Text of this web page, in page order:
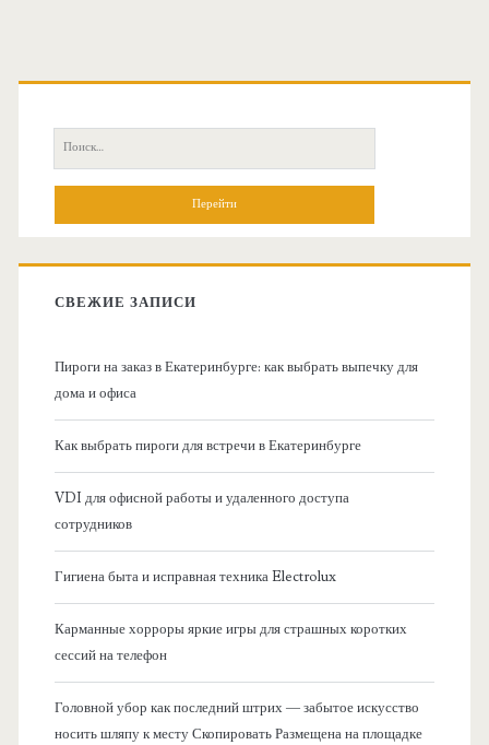
О
П
о
с
СВЕЖИЕ ЗАПИСИ
Пироги на заказ в Екатеринбурге: как выбрать выпечку для
дома и офиса
Как выбрать пироги для встречи в Екатеринбурге
VDI для офисной работы и удаленного доступа
сотрудников
Гигиена быта и исправная техника Electrolux
Карманные хорроры яркие игры для страшных коротких
сессий на телефон
Головной убор как последний штрих — забытое искусство
носить шляпу к месту Скопировать Размещена на площадке